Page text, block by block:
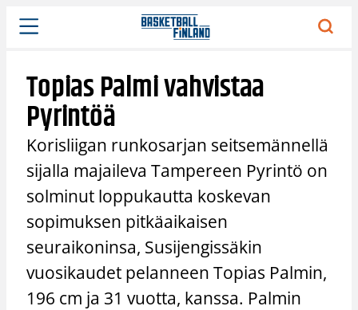
Siirry
sisältöön
Topias Palmi vahvistaa
Pyrintöä
Korisliigan runkosarjan seitsemännellä
sijalla majaileva Tampereen Pyrintö on
solminut loppukautta koskevan
sopimuksen pitkäaikaisen
seuraikoninsa, Susijengissäkin
vuosikaudet pelanneen Topias Palmin,
196 cm ja 31 vuotta, kanssa. Palmin